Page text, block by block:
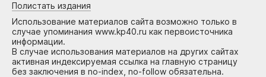
Полистать издания
Использование материалов сайта возможно только в
случае упоминания www.kp40.ru как первоисточника
информации.
В случае использования материалов на других сайтах
активная индексируемая ссылка на главную страницу
без заключения в no-index, no-follow обязательна.